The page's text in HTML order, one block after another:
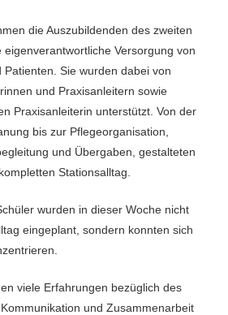
die Auszubildenden des zweiten
Versorgung von
Sie wurden dabei von
und Praxisanleitern sowie
Praxisanleiterin unterstützt. Von der
bis zur Pflegeorganisation,
und Übergaben, gestalteten
Stationsalltag.
wurden in dieser Woche nicht
eingeplant, sondern konnten sich
viele Erfahrungen bezüglich des
und Zusammenarbeit